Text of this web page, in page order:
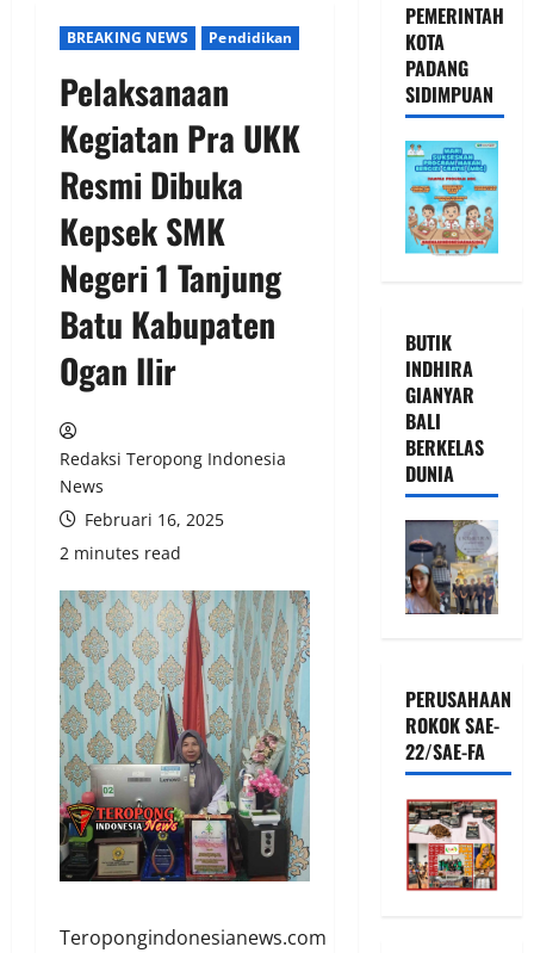
BREAKING NEWS Pendidikan
Pelaksanaan
Kegiatan Pra UKK
Resmi Dibuka
Kepsek SMK
Negeri 1 Tanjung
Batu Kabupaten
Ogan Ilir
Redaksi Teropong Indonesia
News
Februari 16, 2025
2 minutes read
Teropongindonesianews.com
PEMERINTAH
KOTA
PADANG
SIDIMPUAN
BUTIK
INDHIRA
GIANYAR
BALI
BERKELAS
DUNIA
PERUSAHAAN
ROKOK SAE-
22/SAE-FA